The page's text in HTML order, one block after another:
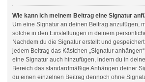
Wie kann ich meinem Beitrag eine Signatur
Um eine Signatur an deinen Beitrag anzufügen,
solche in den Einstellungen in deinem
Nachdem du die Signatur erstellt und
jedem Beitrag das Kästchen „Signatur
eine Signatur auch hinzufügen, indem du in
Bereich das standardmäßige Anhängen deiner
du einen einzelnen Beitrag dennoch ohne